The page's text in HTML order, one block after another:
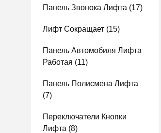
Панель Звонока Лифта (17)
Лифт Сокращает (15)
Панель Автомобиля Лифта
Работая (11)
Панель Полисмена Лифта
(7)
Переключатели Кнопки
Лифта (8)